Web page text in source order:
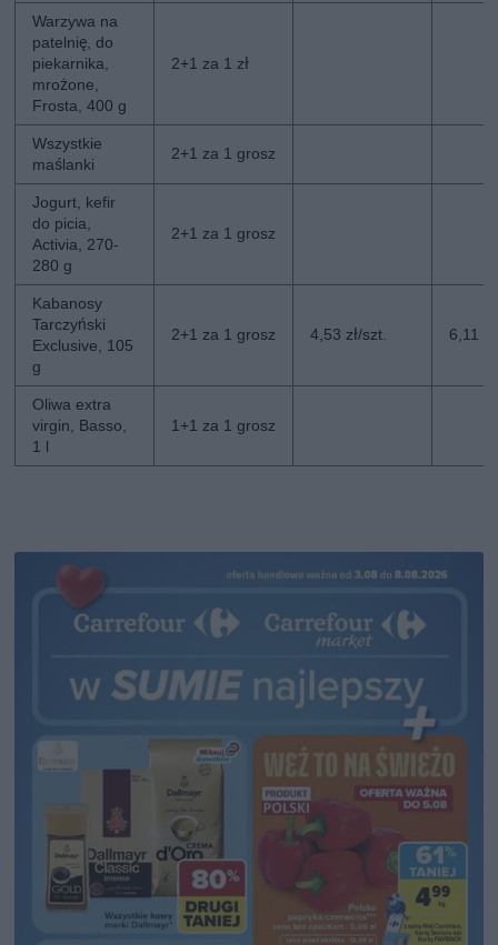
Warzywa na
patelnię, do
piekarnika,
mrożone,
Frosta, 400 g
2+1 za 1 zł
Wszystkie
maślanki
2+1 za 1 grosz
Jogurt, kefir
do picia,
Activia, 270-
280 g
2+1 za 1 grosz
Kabanosy
Tarczyński
Exclusive, 105
g
2+1 za 1 grosz 4,53 zł/szt. 6,11
Oliwa extra
virgin, Basso,
1 l
1+1 za 1 grosz